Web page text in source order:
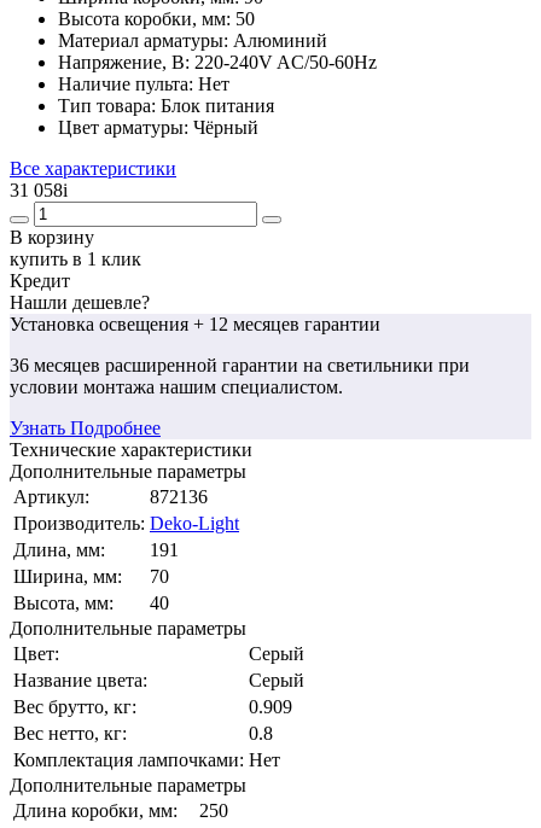
Высота коробки, мм: 50
Материал арматуры: Алюминий
Напряжение, В: 220-240V AC/50-60Hz
Наличие пульта: Нет
Тип товара: Блок питания
Цвет арматуры: Чёрный
Все характеристики
31 058i
В корзину
купить в 1 клик
Кредит
Нашли дешевле?
Установка освещения + 12 месяцев гарантии
36 месяцев расширенной гарантии на светильники при
условии монтажа нашим специалистом.
Узнать Подробнее
Технические характеристики
Дополнительные параметры
Артикул:
872136
Производитель: Deko-Light
Длина, мм:
191
Ширина, мм:
70
Высота, мм:
40
Дополнительные параметры
Цвет:
Серый
Название цвета:
Серый
Вес брутто, кг:
0.909
Вес нетто, кг:
0.8
Комплектация лампочками: Нет
Дополнительные параметры
Длина коробки, мм:
250